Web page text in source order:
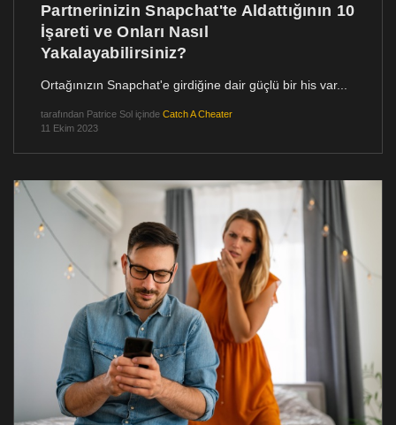
Partnerinizin Snapchat'te Aldattığının 10
İşareti ve Onları Nasıl
Yakalayabilirsiniz?
Ortağınızın Snapchat'e girdiğine dair güçlü bir his var...
tarafından Patrice Sol içinde Catch A Cheater
11 Ekim 2023